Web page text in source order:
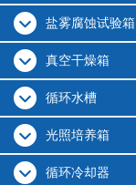
盐雾腐蚀试验箱
真空干燥箱
循环水槽
光照培养箱
循环冷却器